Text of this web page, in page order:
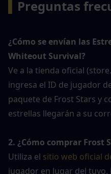
Preguntas
¿Cómo se envían las
Whiteout Survival?
Ve a la tienda oficial
ingresa el ID de jugador
paquete de Frost Stars y
estrellas llegarán a su
2. ¿Cómo comprar Frost
Utiliza el sitio web oficial
jugador en lugar del tuyo.